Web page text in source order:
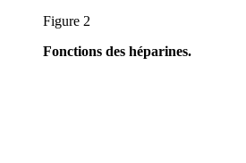
Figure 2
Fonctions des héparines.